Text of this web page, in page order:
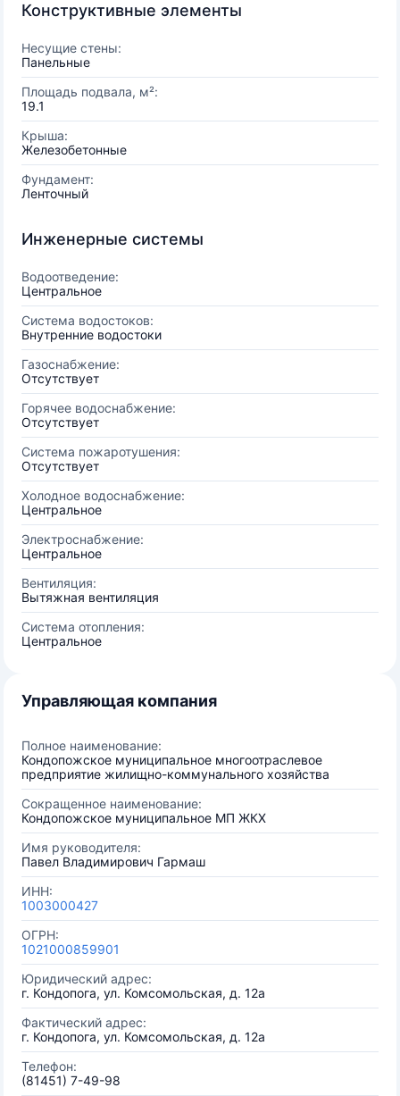
Конструктивные элементы
Несущие стены:
Панельные
Площадь подвала, м²:
19.1
Крыша:
Железобетонные
Фундамент:
Ленточный
Инженерные системы
Водоотведение:
Центральное
Система водостоков:
Внутренние водостоки
Газоснабжение:
Отсутствует
Горячее водоснабжение:
Отсутствует
Система пожаротушения:
Отсутствует
Холодное водоснабжение:
Центральное
Электроснабжение:
Центральное
Вентиляция:
Вытяжная вентиляция
Система отопления:
Центральное
Управляющая компания
Полное наименование:
Кондопожское муниципальное многоотраслевое
предприятие жилищно-коммунального хозяйства
Сокращенное наименование:
Кондопожское муниципальное МП ЖКХ
Имя руководителя:
Павел Владимирович Гармаш
ИНН:
1003000427
ОГРН:
1021000859901
Юридический адрес:
г. Кондопога, ул. Комсомольская, д. 12а
Фактический адрес:
г. Кондопога, ул. Комсомольская, д. 12а
Телефон:
(81451) 7-49-98